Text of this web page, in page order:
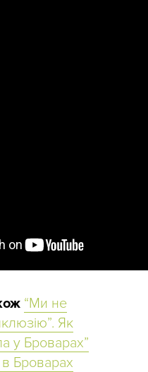
“Ми не
Як
у Броварах”
Броварах